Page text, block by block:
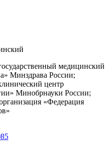
медицинский
Минздрава России;
центр
Минобрнауки России;
«Федерация